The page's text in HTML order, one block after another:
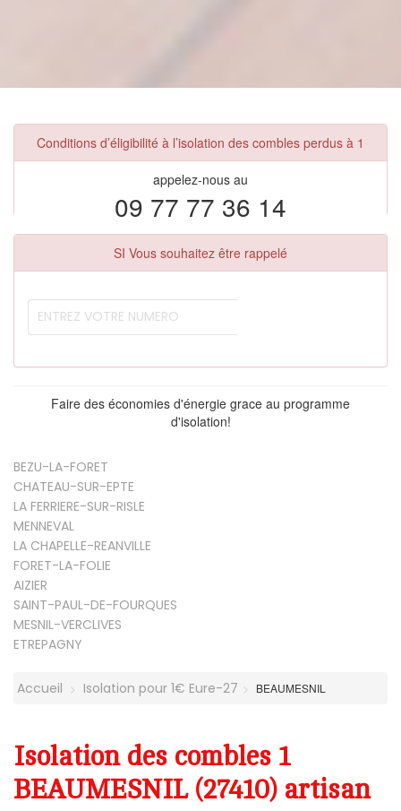
Conditions d’éligibilité à l’isolation des combles perdus à 1
appelez-nous au
09 77 77 36 14
SI Vous souhaitez être rappelé
Faire des économies d'énergie grace au programme
d'isolation!
BEZU-LA-FORET
CHATEAU-SUR-EPTE
LA FERRIERE-SUR-RISLE
MENNEVAL
LA CHAPELLE-REANVILLE
FORET-LA-FOLIE
AIZIER
SAINT-PAUL-DE-FOURQUES
MESNIL-VERCLIVES
ETREPAGNY
Accueil Isolation pour 1€ Eure-27 BEAUMESNIL
Isolation des combles 1
BEAUMESNIL (27410) artisan